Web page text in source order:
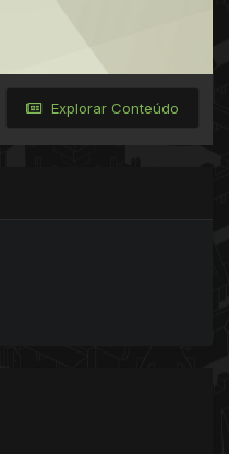
Explorar Conteúdo